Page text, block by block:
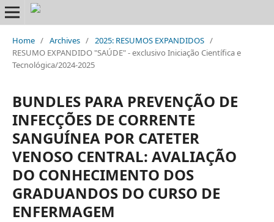
Home / Archives / 2025: RESUMOS EXPANDIDOS /
RESUMO EXPANDIDO "SAÚDE" - exclusivo Iniciação Científica e
Tecnológica/2024-2025
BUNDLES PARA PREVENÇÃO DE
INFECÇÕES DE CORRENTE
SANGUÍNEA POR CATETER
VENOSO CENTRAL: AVALIAÇÃO
DO CONHECIMENTO DOS
GRADUANDOS DO CURSO DE
ENFERMAGEM